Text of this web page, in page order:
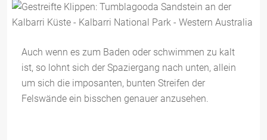
Auch wenn es zum Baden oder schwimmen zu kalt
ist, so lohnt sich der Spaziergang nach unten, allein
um sich die imposanten, bunten Streifen der
Felswände ein bisschen genauer anzusehen.